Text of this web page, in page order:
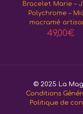
Bracelet Marie –
Polychrome –
macramé
49,00€
© 2025 La
Conditions
Politique de